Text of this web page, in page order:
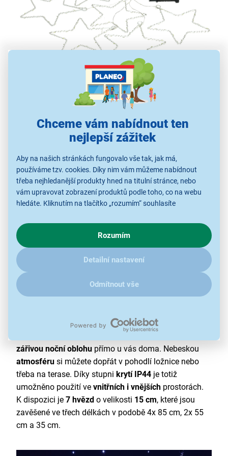
Chceme vám nabídnout ten
nejlepší zážitek
Aby na našich stránkách fungovalo vše tak, jak má,
používáme tzv. cookies. Díky nim vám můžeme nabídnout
třeba nejhledanější produkty hned na titulní stránce, nebo
vám upravovat zobrazení produktů podle toho, co na webu
hledáte. Kliknutím na tlačítko „rozumím“ souhlasíte
chování na webu pro zobrazení cílených reklam. Pokud vás
zajímají detaily, jak u nás s cookies a dalšími údaji pracujeme,
kliknětesem.
Rozumím
Detailní nastavení
Odmítnout vše
Záclona s hvězdami Retlux RXL 484
171 LED světýlek
3 délky vláken: 35, 55 nebo 85 cm
velikost hvězdy: 15 cm
přívodní kabel o délce 3 m
použití ve vnitřních i vnějších prostorách
Nebeská atmosféra se záclonou Retlux
zářivou noční oblohu přímo u vás doma. Nebeskou
atmosféru si můžete dopřát v pohodlí ložnice nebo
třeba na terase. Díky stupni krytí IP44 je totiž
umožněno použití ve vnitřních i vnějších prostorách.
K dispozici je 7 hvězd o velikosti 15 cm, které jsou
zavěšené ve třech délkách v podobě 4x 85 cm, 2x 55
cm a 35 cm.